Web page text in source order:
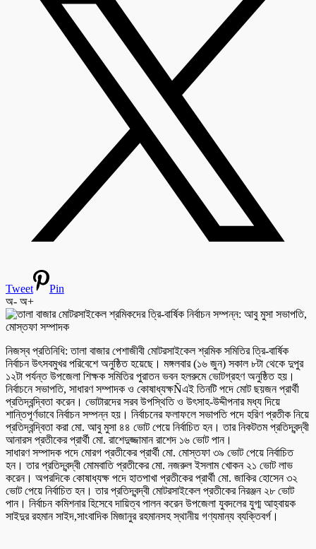
Tweet
Pin
অ- অ+
নিজস্ব প্রতিনিধি: তালা বাজার পেশাজীবী মোটরসাইকেল শ্রমিক সমিতির ত্রি-বার্ষিক
নির্বাচন উৎসবমুখর পরিবেশে অনুষ্ঠিত হয়েছে। মঙ্গলবার (১৬ জুন) সকাল ৮টা থেকে দুপুর
১২টা পর্যন্ত উপজেলা শিক্ষক সমিতির পুরাতন ভবন হলরুমে ভোটগ্রহণ অনুষ্ঠিত হয়।
নির্বাচনে সভাপতি, সাধারণ সম্পাদক ও কোষাধ্যক্ষÑএই তিনটি পদে মোট ছয়জন প্রার্থী
প্রতিদ্বন্দ্বিতা করেন। ভোটারদের সরব উপস্থিতি ও উৎসাহ-উদ্দীপনার মধ্য দিয়ে
শান্তিপূর্ণভাবে নির্বাচন সম্পন্ন হয়। নির্বাচনের ফলাফলে সভাপতি পদে হরিণ প্রতীক নিয়ে
প্রতিদ্বন্দ্বিতা করা মো. আবু মুসা ৪৪ ভোট পেয়ে নির্বাচিত হন। তার নিকটতম প্রতিদ্বন্দ্বী
আনারস প্রতীকের প্রার্থী মো. রাশেদুজ্জামান রাশেদ ১৬ ভোট পান।
সাধারণ সম্পাদক পদে মোরগ প্রতীকের প্রার্থী মো. মোস্তফা ৩৯ ভোট পেয়ে নির্বাচিত
হন। তার প্রতিদ্বন্দ্বী মোমবাতি প্রতীকের মো. নজরুল ইসলাম খোকন ২১ ভোট লাভ
করেন। অপরদিকে কোষাধ্যক্ষ পদে হাতপাখা প্রতীকের প্রার্থী মো. জাকির হোসেন ৩২
ভোট পেয়ে নির্বাচিত হন। তার প্রতিদ্বন্দ্বী মোটরসাইকেল প্রতীকের নিরঞ্জন ২৮ ভোট
পান। নির্বাচন কমিশনার হিসেবে দায়িত্ব পালন করেন উপজেলা যুবদলের যুগ্ম আহ্বায়ক
সাইদুর রহমান সাইদ,সাংবাদিক মিজানুর রহমানসহ স্থানীয় গণ্যমান্য ব্যক্তিবর্গ।